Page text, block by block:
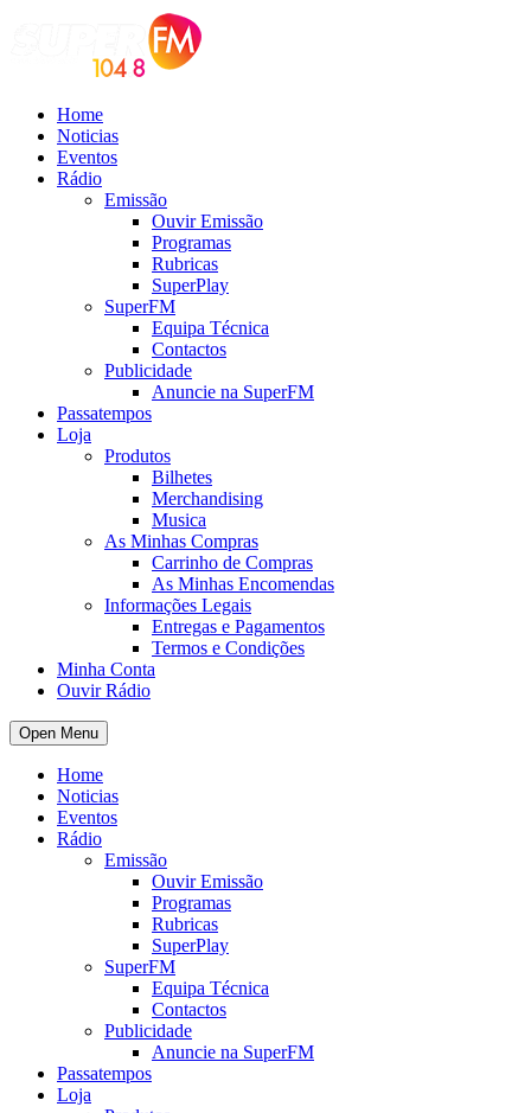
Home
Noticias
Eventos
Rádio
Emissão
Ouvir Emissão
Programas
Rubricas
SuperPlay
SuperFM
Equipa Técnica
Contactos
Publicidade
Anuncie na SuperFM
Passatempos
Loja
Produtos
Bilhetes
Merchandising
Musica
As Minhas Compras
Carrinho de Compras
As Minhas Encomendas
Informações Legais
Entregas e Pagamentos
Termos e Condições
Minha Conta
Ouvir Rádio
Open Menu
Home
Noticias
Eventos
Rádio
Emissão
Ouvir Emissão
Programas
Rubricas
SuperPlay
SuperFM
Equipa Técnica
Contactos
Publicidade
Anuncie na SuperFM
Passatempos
Loja